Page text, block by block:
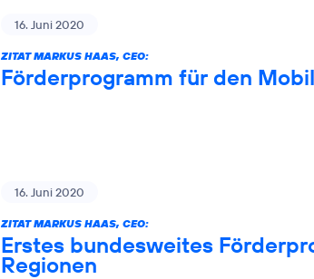
16. Juni 2020
ZITAT MARKUS HAAS, CEO:
Förderprogramm für den
16. Juni 2020
ZITAT MARKUS HAAS, CEO:
Erstes bundesweites
Regionen